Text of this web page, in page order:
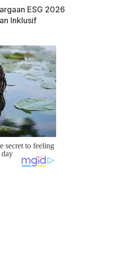
ESG 2026
Inklusif